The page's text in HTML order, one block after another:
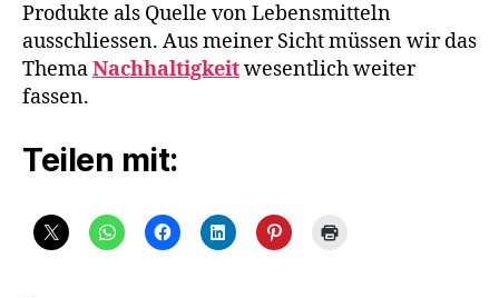
Produkte als Quelle von Lebensmitteln
ausschliessen. Aus meiner Sicht müssen wir das
ThemaNachhaltigkeitwesentlich weiter
fassen.
Teilen mit: